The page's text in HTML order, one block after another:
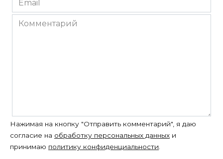
*
Комментарий
Нажимая на кнопку "Отправить комментарий", я даю
согласие на обработку персональных данных и
принимаю политику конфиденциальности